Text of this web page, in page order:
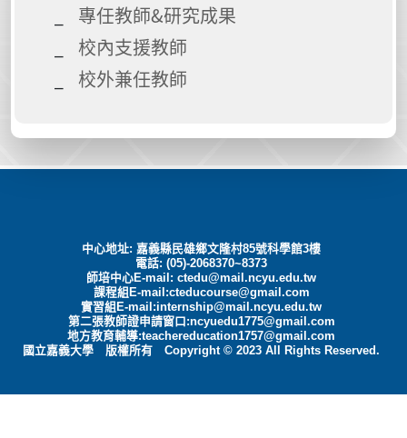
專任教師&研究成果
校內支援教師
校外兼任教師
中心地址: 嘉義縣民雄鄉文隆村85號科學館3樓
電話: (05)-2068370~8373
師培中心E-mail:ctedu@mail.ncyu.edu.tw
課程組E-mail:cteducourse@gmail.com
實習組E-mail:internship@mail.ncyu.edu.tw
第二張教師證申請窗口:ncyuedu1775@gmail.com
地方教育輔導:teachereducation1757@gmail.com
國立嘉義大學 版權所有 Copyright © 2023 All Rights Reserved.